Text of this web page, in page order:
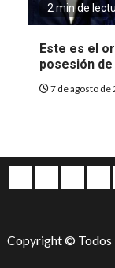
2 min de
Este es el
posesión
7 de agosto de
Copyright © Todos